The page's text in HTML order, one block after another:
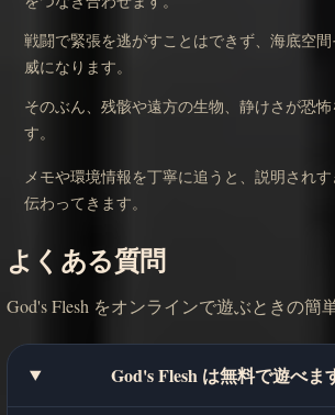
戦闘で緊張を逃がすことはできず、海底空
威になります。
そのぶん、残骸や遠方の生物、静けさが恐
す。
メモや環境情報を丁寧に追うと、説明されす
伝わってきます。
よくある質問
God's Flesh をオンラインで遊ぶときの簡
God's Flesh は無料で遊べま